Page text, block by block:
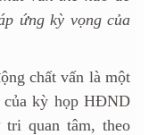
ứng kỳ vọng của
chất vấn là một
của kỳ họp HĐND
quan tâm, theo